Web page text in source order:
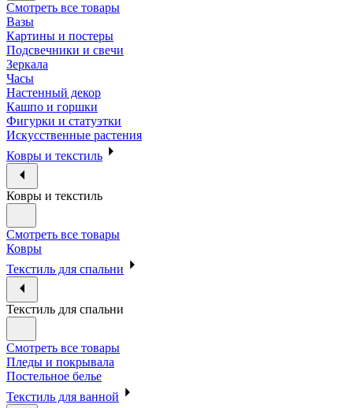
Смотреть все товары
Вазы
Картины и постеры
Подсвечники и свечи
Зеркала
Часы
Настенный декор
Кашпо и горшки
Фигурки и статуэтки
Искусственные растения
Ковры и текстиль
Ковры и текстиль
Смотреть все товары
Ковры
Текстиль для спальни
Текстиль для спальни
Смотреть все товары
Пледы и покрывала
Постельное белье
Текстиль для ванной